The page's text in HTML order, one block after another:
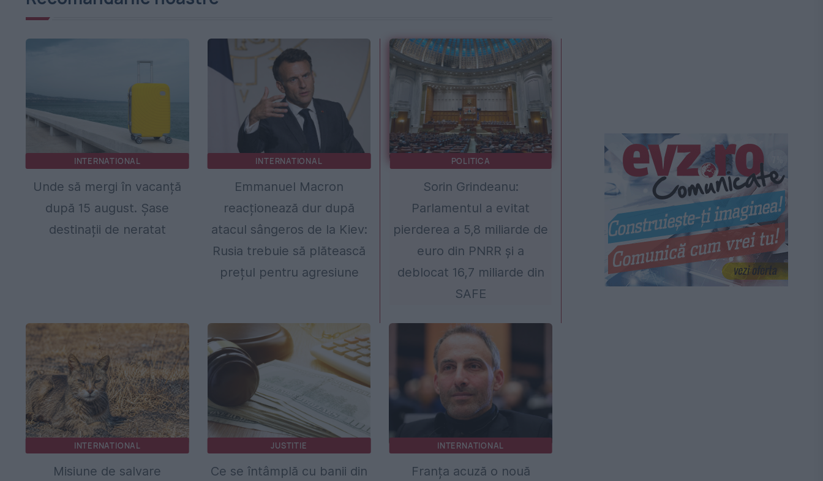
INTERNATIONAL
Unde să mergi în vacanță
după 15 august. Șase
destinații de neratat
INTERNATIONAL
Emmanuel Macron
reacționează dur după
atacul sângeros de la Kiev:
Rusia trebuie să plătească
prețul pentru agresiune
POLITICA
Sorin Grindeanu:
Parlamentul a evitat
pierderea a 5,8 miliarde de
euro din PNRR și a
deblocat 16,7 miliarde din
SAFE
INTERNATIONAL
Misiune de salvare
JUSTITIE
Ce se întâmplă cu banii din
INTERNATIONAL
Franța acuză o nouă